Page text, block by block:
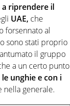
a riprendere il
UAE, che
forsennato al
sono stati proprio
il gruppo
a un certo punto
le unghie e con i
nella generale.